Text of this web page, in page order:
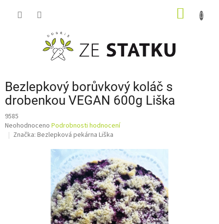
Bezlepkový borůvkový koláč s
drobenkou VEGAN 600g Liška
9585
Průměrné
hodnocení
Neohodnoceno Podrobnosti hodnocení
Značka: Bezlepková pekárna Liška